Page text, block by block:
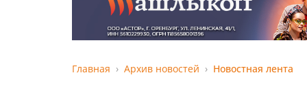
Главная Архив новостей Новостная лента